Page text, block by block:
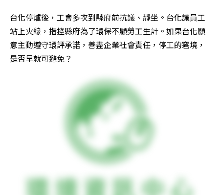
台化停爐後，工會多次到縣府前抗議、靜坐。台化讓員工
站上火線，指控縣府為了環保不顧勞工生計。如果台化願
意主動遵守環評承諾，善盡企業社會責任，停工的窘境，
是否早就可避免？